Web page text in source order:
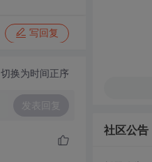
写回复
切换为时间正序
发表回复
社区公告